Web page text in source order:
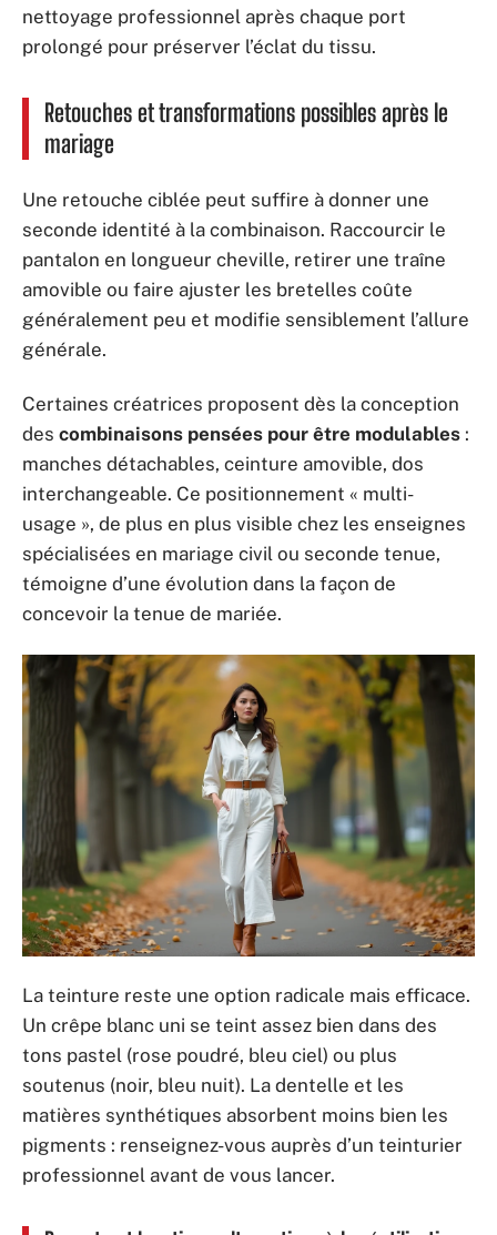
nettoyage professionnel après chaque port
prolongé pour préserver l’éclat du tissu.
Retouches et transformations possibles après le
mariage
Une retouche ciblée peut suffire à donner une
seconde identité à la combinaison. Raccourcir le
pantalon en longueur cheville, retirer une traîne
amovible ou faire ajuster les bretelles coûte
généralement peu et modifie sensiblement l’allure
générale.
Certaines créatrices proposent dès la conception
des combinaisons pensées pour être modulables :
manches détachables, ceinture amovible, dos
interchangeable. Ce positionnement « multi-
usage », de plus en plus visible chez les enseignes
spécialisées en mariage civil ou seconde tenue,
témoigne d’une évolution dans la façon de
concevoir la tenue de mariée.
La teinture reste une option radicale mais efficace.
Un crêpe blanc uni se teint assez bien dans des
tons pastel (rose poudré, bleu ciel) ou plus
soutenus (noir, bleu nuit). La dentelle et les
matières synthétiques absorbent moins bien les
pigments : renseignez-vous auprès d’un teinturier
professionnel avant de vous lancer.